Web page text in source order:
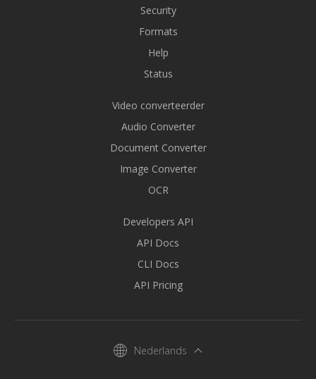
Security
Formats
Help
Status
Video converteerder
Audio Converter
Document Converter
Image Converter
OCR
Developers API
API Docs
CLI Docs
API Pricing
Nederlands